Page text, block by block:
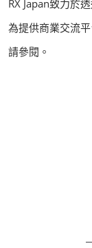
RX Japan致力於
為提供商業交流
請參閱。